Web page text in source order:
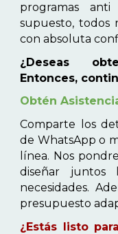
programas
supuesto, todos
con absoluta
¿Deseas
Entonces,
Obtén
Comparte los
de WhatsApp o
línea. Nos
diseñar juntos
necesidades.
presupuesto
¿Estás listo